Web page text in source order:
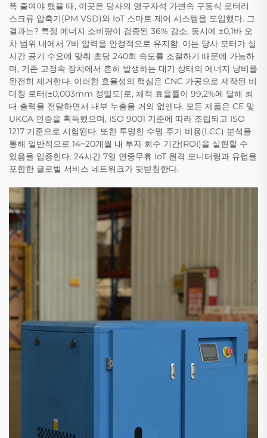
폭 줄여야 했을 때, 이곳은 당사의 영구자석 가변속 구동식 로터리
스크류 압축기(PM VSD)와 IoT 스마트 제어 시스템을 도입했다. 그
결과는? 특정 에너지 소비량이 검증된 36% 감소, 동시에 ±0,1바 오
차 범위 내에서 7바 압력을 안정적으로 유지함. 이는 당사 모터가 실
시간 공기 수요에 맞춰 초당 240회 속도를 조절하기 때문에 가능하
며, 기존 고정속 장치에서 흔히 발생하는 대기 상태의 에너지 낭비를
완전히 제거한다. 이러한 효율성의 핵심은 CNC 가공으로 제작된 비
대칭 로터(±0,003mm 정밀도)로, 체적 효율률이 99,2%에 달해 최
대 출력을 전달하면서 내부 누출을 거의 없앤다. 모든 제품은 CE 및
UKCA 인증을 획득했으며, ISO 9001 기준에 따라 조립되고 ISO
1217 기준으로 시험된다. 또한 투명한 수명 주기 비용(LCC) 분석을
통해 일반적으로 14~20개월 내 투자 회수 기간(ROI)을 실현할 수
있음을 입증한다. 24시간 7일 연중무휴 IoT 원격 모니터링과 유럽을
포함한 글로벌 서비스 네트워크가 뒷받침한다.